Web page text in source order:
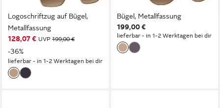
Form Hexagon,
Logoschriftzug auf Bügel,
Metallfassung
128,07 € UVP 199,00 €
-36%
lieferbar - in 1-2 Werktagen bei dir
Form Oval, Logoschriftzug auf
Bügel, Metallfassung
199,00 €
lieferbar - in 1-2 Werktagen bei dir